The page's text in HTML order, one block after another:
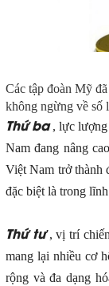
Các tập đoàn Mỹ
không ngừng về số
Thứ ba , lực lượng
Nam đang nâng
Việt Nam trở thành
đặc biệt là trong
Thứ tư , vị trí
mang lại nhiều cơ
rộng và đa dạng